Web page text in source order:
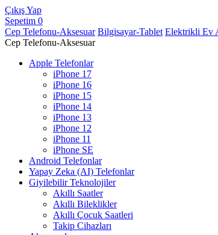
Çıkış Yap
Sepetim 0
Cep Telefonu-Aksesuar Bilgisayar-Tablet Elektrikli Ev
Cep Telefonu-Aksesuar
Apple Telefonlar
iPhone 17
iPhone 16
iPhone 15
iPhone 14
iPhone 13
iPhone 12
iPhone 11
iPhone SE
Android Telefonlar
Yapay Zeka (AI) Telefonlar
Giyilebilir Teknolojiler
Akıllı Saatler
Akıllı Bileklikler
Akıllı Çocuk Saatleri
Takip Cihazları